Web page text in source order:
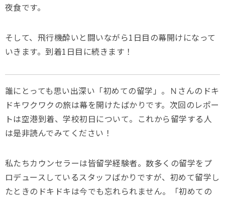
夜食です。
そして、飛行機酔いと闘いながら1日目の幕開けになって
いきます。到着1日目に続きます！
誰にとっても思い出深い「初めての留学」。Ｎさんのドキ
ドキワクワクの旅は幕を開けたばかりです。次回のレポー
トは空港到着、学校初日について。これから留学する人
は是非読んでみてください！
私たちカウンセラーは皆留学経験者。数多くの留学をプ
ロデュースしているスタッフばかりですが、初めて留学し
たときのドキドキは今でも忘れられません。「初めての